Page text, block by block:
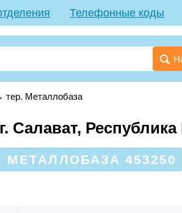
Телефонные коды
тер. Металлобаза
Салават,
453250